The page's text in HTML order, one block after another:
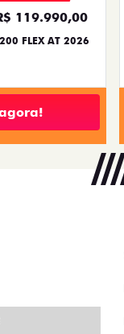
119.990,00
FLEX AT 2026